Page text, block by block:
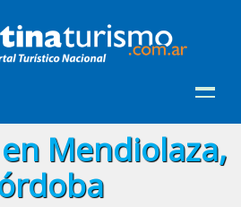
Mendiolaza,